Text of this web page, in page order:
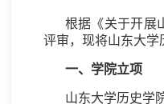
根据《关于开展
评审，现将山东大学
一、学院立项
山东大学历史学